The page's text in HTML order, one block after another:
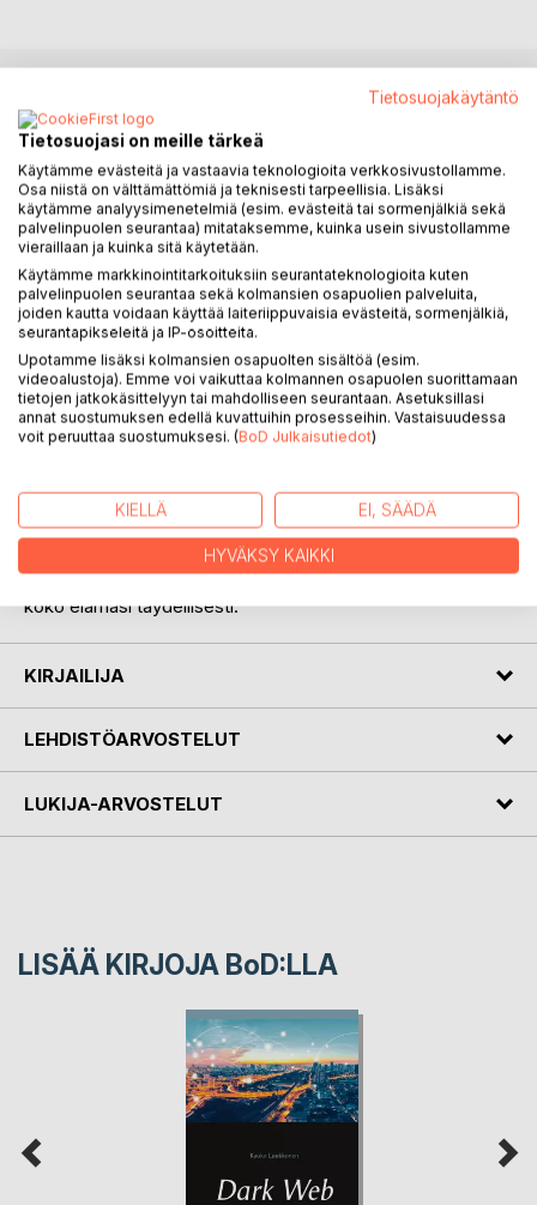
KUVAUS
Useimmat ihmiset samaistuvat kehoonsa ja ajattelevat, että
se on kaikki mitä he ovat. Aivoissa tapahtuu kaikki ajattelu ja
ohjaus, mitä ihmisen elämä tarvitsee. Ihminen on yhtä kuin
keho. Kehon ulkopuolella ei ole mitään. Ihminen on erillinen
toisesta ihmisestä. Jumala on epämääräinen voima jossain
ihmisen tavoittamattomissa. Ja niin edelleen.
Totuus on kuitenkin se, että sinä olet moniulotteinen
tietoisuus. Olet olemassa tässä meidän maapallomme
ulottuvuudessa, mutta olet samaan aikaan olemassa usealla
muullakin ulottuvuuden tasolla. Olet itse asiassa tietoisuus,
joka on luonut itselleen kehon voidakseen kokea asioita
sen monimuotoisesta olemassaolon muodoista. Jos pystyt
tarkastelemaan näitä kysymyksiä siten, että sinulla on
"skeptinen, mutta avoin mieli", saatat alkaa ymmärtää asiaa
toisesta, laajemmasta näkökulmasta. Se tulee muuttamaan
koko elämäsi täydellisesti.
KIRJAILIJA
LEHDISTÖARVOSTELUT
LUKIJA-ARVOSTELUT
LISÄÄ KIRJOJA BoD:LLA
Tietosuojakäytäntö
Tietosuojasi on meille tärkeä
Käytämme evästeitä ja vastaavia teknologioita verkkosivustollamme.
Osa niistä on välttämättömiä ja teknisesti tarpeellisia. Lisäksi
käytämme analyysimenetelmiä (esim. evästeitä tai sormenjälkiä sekä
palvelinpuolen seurantaa) mitataksemme, kuinka usein sivustollamme
vieraillaan ja kuinka sitä käytetään.
Käytämme markkinointitarkoituksiin seurantateknologioita kuten
palvelinpuolen seurantaa sekä kolmansien osapuolien palveluita,
joiden kautta voidaan käyttää laiteriippuvaisia evästeitä, sormenjälkiä,
seurantapikseleitä ja IP-osoitteita.
Upotamme lisäksi kolmansien osapuolten sisältöä (esim.
videoalustoja). Emme voi vaikuttaa kolmannen osapuolen suorittamaan
tietojen jatkokäsittelyyn tai mahdolliseen seurantaan. Asetuksillasi
annat suostumuksen edellä kuvattuihin prosesseihin. Vastaisuudessa
voit peruuttaa suostumuksesi. (BoD Julkaisutiedot)
KIELLÄ EI, SÄÄDÄ
HYVÄKSY KAIKKI